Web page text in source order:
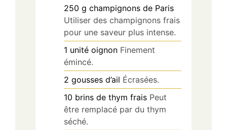
250 g champignons de Paris
Utiliser des champignons frais
pour une saveur plus intense.
1 unité oignon Finement
émincé.
2 gousses d’ail Écrasées.
10 brins de thym frais Peut
être remplacé par du thym
séché.